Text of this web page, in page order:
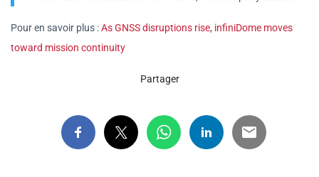
Pour en savoir plus :As GNSS disruptions rise, infiniDome moves
toward mission continuity
Partager